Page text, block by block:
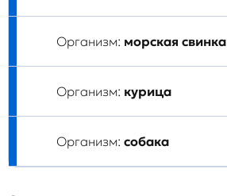
Организм: морская свинка
Организм: курица
Организм: собака